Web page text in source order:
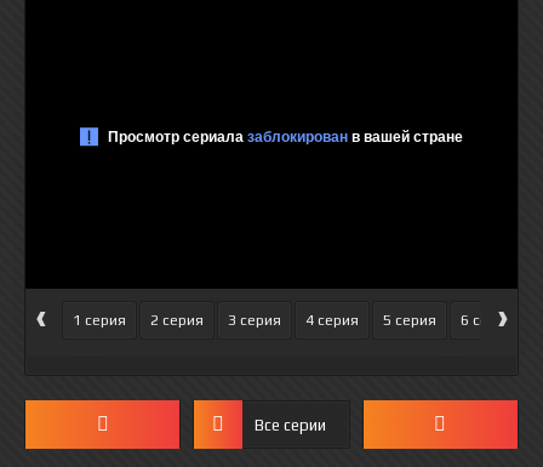
‹ 1 серия 2 серия 3 серия 4 серия 5 серия 6 серия
›
Все серии